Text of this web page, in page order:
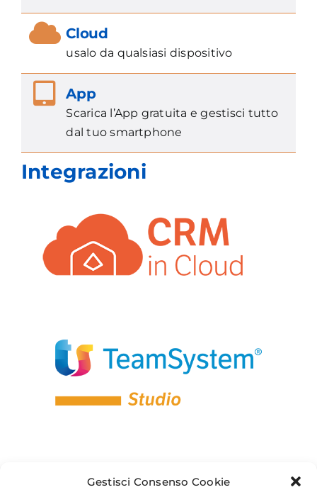
Gestisci Consenso Cookie
Cloud
usalo da qualsiasi dispositivo
App
Scarica l’App gratuita e gestisci tutto
dal tuo smartphone
Integrazioni